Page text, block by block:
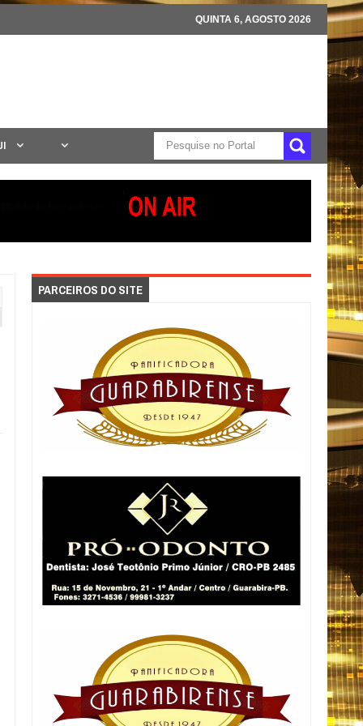
QUINTA 6, AGOSTO 2026
PARCEIROS DO SITE